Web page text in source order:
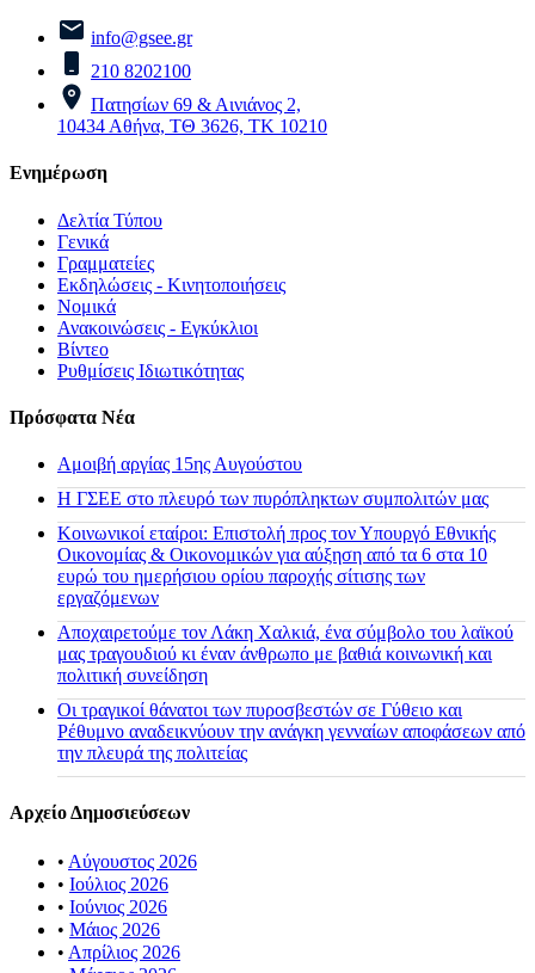
info@gsee.gr
210 8202100
Πατησίων 69 & Αινιάνος 2,
10434 Αθήνα, ΤΘ 3626, ΤΚ 10210
Ενημέρωση
Δελτία Τύπου
Γενικά
Γραμματείες
Εκδηλώσεις - Κινητοποιήσεις
Νομικά
Ανακοινώσεις - Εγκύκλιοι
Βίντεο
Ρυθμίσεις Ιδιωτικότητας
Πρόσφατα Νέα
Αμοιβή αργίας 15ης Αυγούστου
H ΓΣΕΕ στο πλευρό των πυρόπληκτων συμπολιτών μας
Κοινωνικοί εταίροι: Επιστολή προς τον Υπουργό Εθνικής
Οικονομίας & Οικονομικών για αύξηση από τα 6 στα 10
ευρώ του ημερήσιου ορίου παροχής σίτισης των
εργαζόμενων
Αποχαιρετούμε τον Λάκη Χαλκιά, ένα σύμβολο του λαϊκού
μας τραγουδιού κι έναν άνθρωπο με βαθιά κοινωνική και
πολιτική συνείδηση
Οι τραγικοί θάνατοι των πυροσβεστών σε Γύθειο και
Ρέθυμνο αναδεικνύουν την ανάγκη γενναίων αποφάσεων από
την πλευρά της πολιτείας
Αρχείο Δημοσιεύσεων
• Αύγουστος 2026
• Ιούλιος 2026
• Ιούνιος 2026
• Μάιος 2026
• Απρίλιος 2026